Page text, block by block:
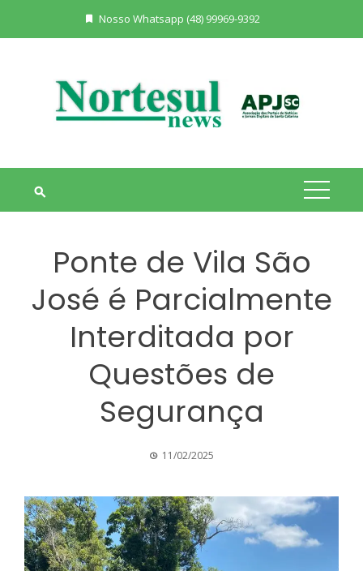
Nosso Whatsapp (48) 99969-9392
Ponte de Vila São
José é Parcialmente
Interditada por
Questões de
Segurança
11/02/2025